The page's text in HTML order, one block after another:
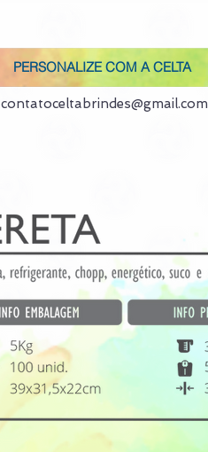
PERSONALIZE COM A CELTA
contatoceltabrindes@gmail.com